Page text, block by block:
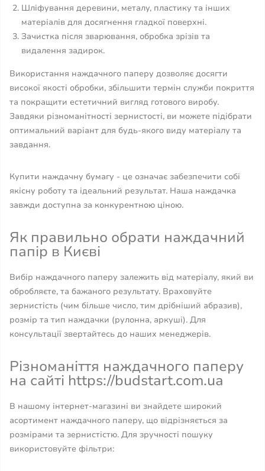
Шліфування деревини, металу, пластику та інших
матеріалів для досягнення гладкої поверхні.
Зачистка після зварювання, обробка зрізів та
видалення задирок.
Використання наждачного паперу дозволяє досягти
високої якості обробки, збільшити термін служби покриття
та покращити естетичний вигляд готового виробу.
Завдяки різноманітності зернистості, ви можете підібрати
оптимальний варіант для будь-якого виду матеріалу та
завдання.
Купити наждачну бумагу - це означає забезпечити собі
якісну роботу та ідеальний результат. Наша наждачка
завжди доступна за конкурентною ціною.
Як правильно обрати наждачний
папір в Києві
Вибір наждачного паперу залежить від матеріалу, який ви
обробляєте, та бажаного результату. Враховуйте
зернистість (чим більше число, тим дрібніший абразив),
розмір та тип наждачки (рулонна, аркуші). Для
консультації звертайтесь до наших менеджерів.
Різноманіття наждачного паперу
на сайті https://budstart.com.ua
В нашому інтернет-магазині ви знайдете широкий
асортимент наждачного паперу, що відрізняється за
розмірами та зернистістю. Для зручності пошуку
використовуйте фільтри: